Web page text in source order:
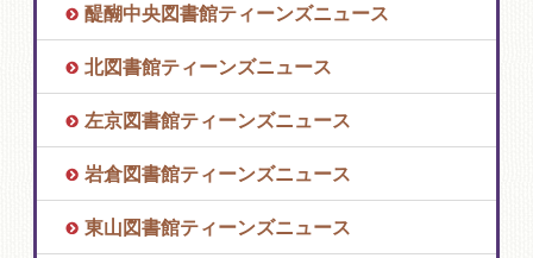
醍醐中央図書館ティーンズニュース
北図書館ティーンズニュース
左京図書館ティーンズニュース
岩倉図書館ティーンズニュース
東山図書館ティーンズニュース